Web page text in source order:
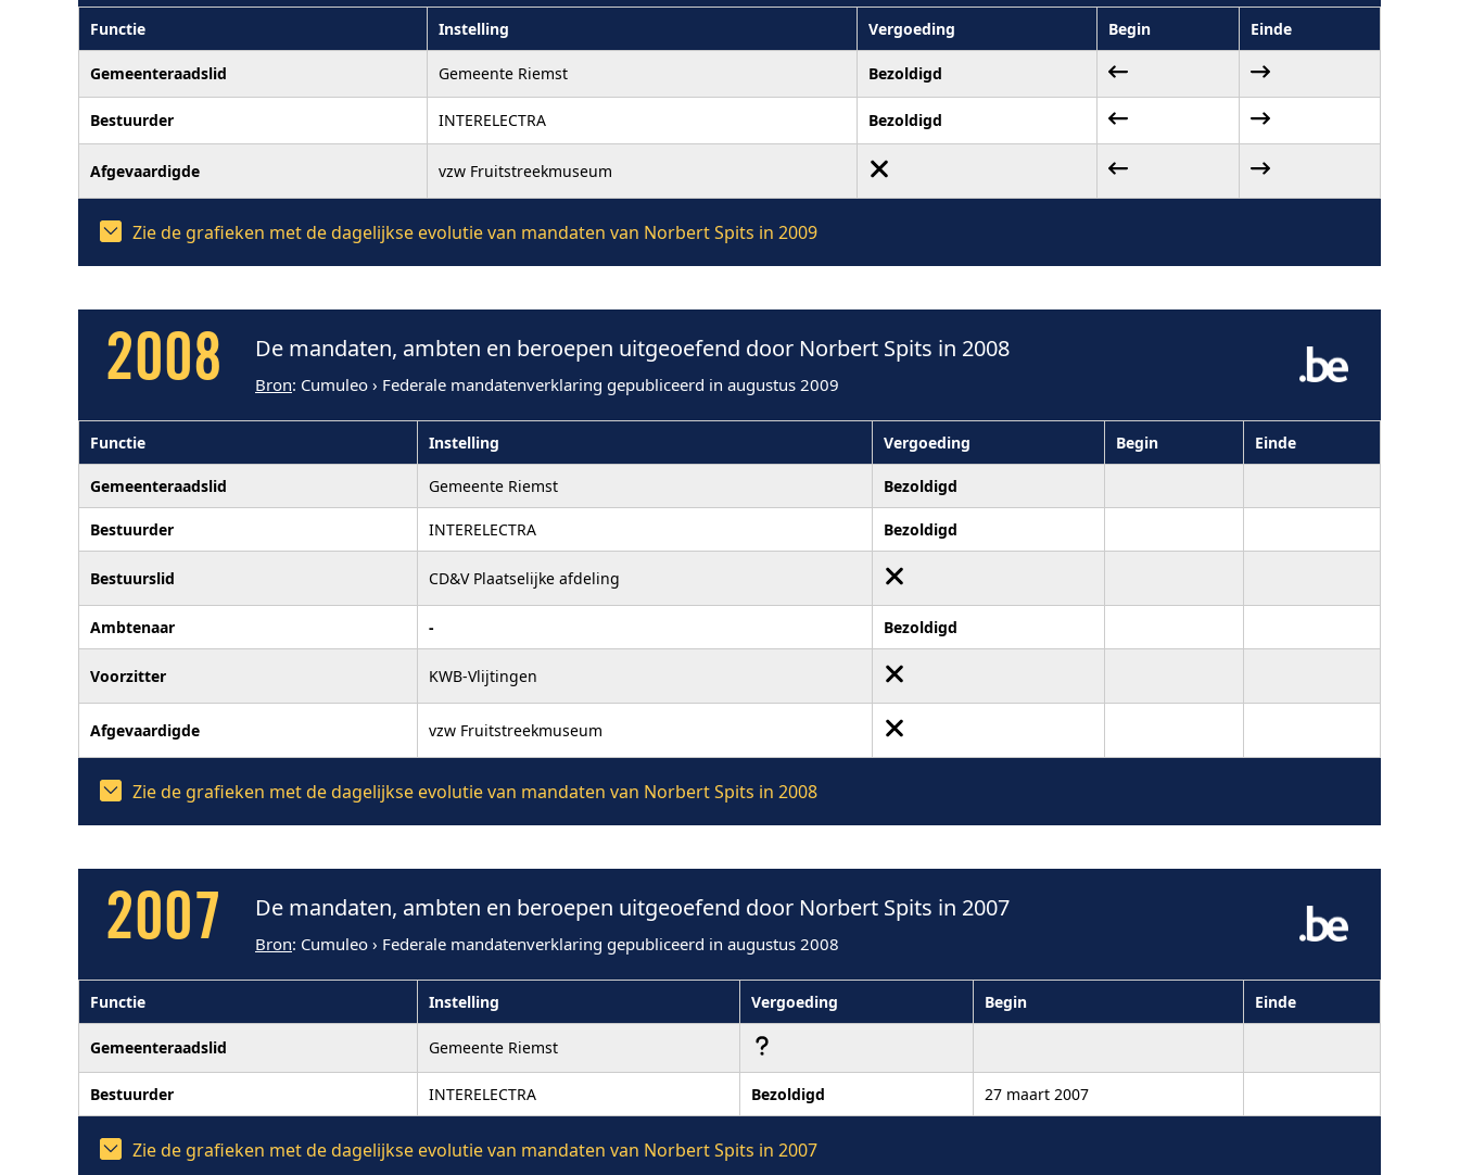
Functie Instelling Vergoeding Begin Einde
Gemeenteraadslid Gemeente Riemst Bezoldigd
Bestuurder INTERELECTRA Bezoldigd
Afgevaardigde vzw Fruitstreekmuseum
Zie de grafieken met de dagelijkse evolutie van mandaten van Norbert Spits in 2009
2008 De mandaten, ambten en beroepen uitgeoefend door Norbert Spits in 2008
Bron: Cumuleo › Federale mandatenverklaring gepubliceerd in augustus 2009
Functie Instelling Vergoeding Begin Einde
Gemeenteraadslid Gemeente Riemst Bezoldigd
Bestuurder INTERELECTRA Bezoldigd
Bestuurslid CD&V Plaatselijke afdeling
Ambtenaar - Bezoldigd
Voorzitter KWB-Vlijtingen
Afgevaardigde vzw Fruitstreekmuseum
Zie de grafieken met de dagelijkse evolutie van mandaten van Norbert Spits in 2008
2007 De mandaten, ambten en beroepen uitgeoefend door Norbert Spits in 2007
Bron: Cumuleo › Federale mandatenverklaring gepubliceerd in augustus 2008
Functie Instelling Vergoeding Begin Einde
Gemeenteraadslid Gemeente Riemst
Bestuurder INTERELECTRA Bezoldigd 27 maart 2007
Zie de grafieken met de dagelijkse evolutie van mandaten van Norbert Spits in 2007